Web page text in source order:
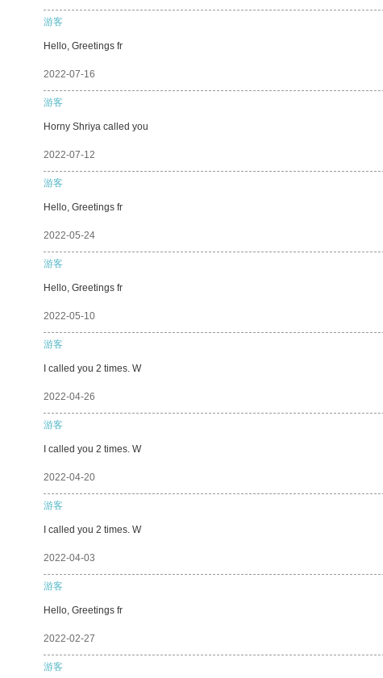
游客
Hello, Greetings fr
2022-07-16
游客
Horny Shriya called you
2022-07-12
游客
Hello, Greetings fr
2022-05-24
游客
Hello, Greetings fr
2022-05-10
游客
I called you 2 times. W
2022-04-26
游客
I called you 2 times. W
2022-04-20
游客
I called you 2 times. W
2022-04-03
游客
Hello, Greetings fr
2022-02-27
游客